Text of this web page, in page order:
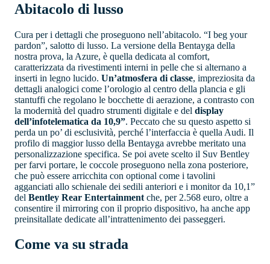
Abitacolo di lusso
Cura per i dettagli che proseguono nell’abitacolo. “I beg your
pardon”, salotto di lusso. La versione della Bentayga della
nostra prova, la Azure, è quella dedicata al comfort,
caratterizzata da rivestimenti interni in pelle che si alternano a
inserti in legno lucido. Un’atmosfera di classe, impreziosita da
dettagli analogici come l’orologio al centro della plancia e gli
stantuffi che regolano le bocchette di aerazione, a contrasto con
la modernità del quadro strumenti digitale e del display
dell’infotelematica da 10,9”. Peccato che su questo aspetto si
perda un po’ di esclusività, perché l’interfaccia è quella Audi. Il
profilo di maggior lusso della Bentayga avrebbe meritato una
personalizzazione specifica. Se poi avete scelto il Suv Bentley
per farvi portare, le coccole proseguono nella zona posteriore,
che può essere arricchita con optional come i tavolini
agganciati allo schienale dei sedili anteriori e i monitor da 10,1”
del Bentley Rear Entertainment che, per 2.568 euro, oltre a
consentire il mirroring con il proprio dispositivo, ha anche app
preinsitallate dedicate all’intrattenimento dei passeggeri.
Come va su strada